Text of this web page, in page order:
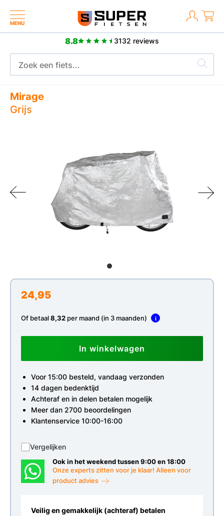
MENU
8.8 3132 reviews
2 jaar fabrieksgarantie
Mirage
Grijs
24,95
Of betaal8,32 per maand (in 3 maanden) i
In winkelwagen
Voor 15:00 besteld, vandaag verzonden
14 dagen bedenktijd
Achteraf en in delen betalen mogelijk
Meer dan 2700 beoordelingen
Klantenservice 10:00-16:00
Vergelijken
Ook in het weekend tussen 9:00 en 18:00
Onze experts zitten voor je klaar! Alleen voor
product advies
Veilig en gemakkelijk (achteraf) betalen